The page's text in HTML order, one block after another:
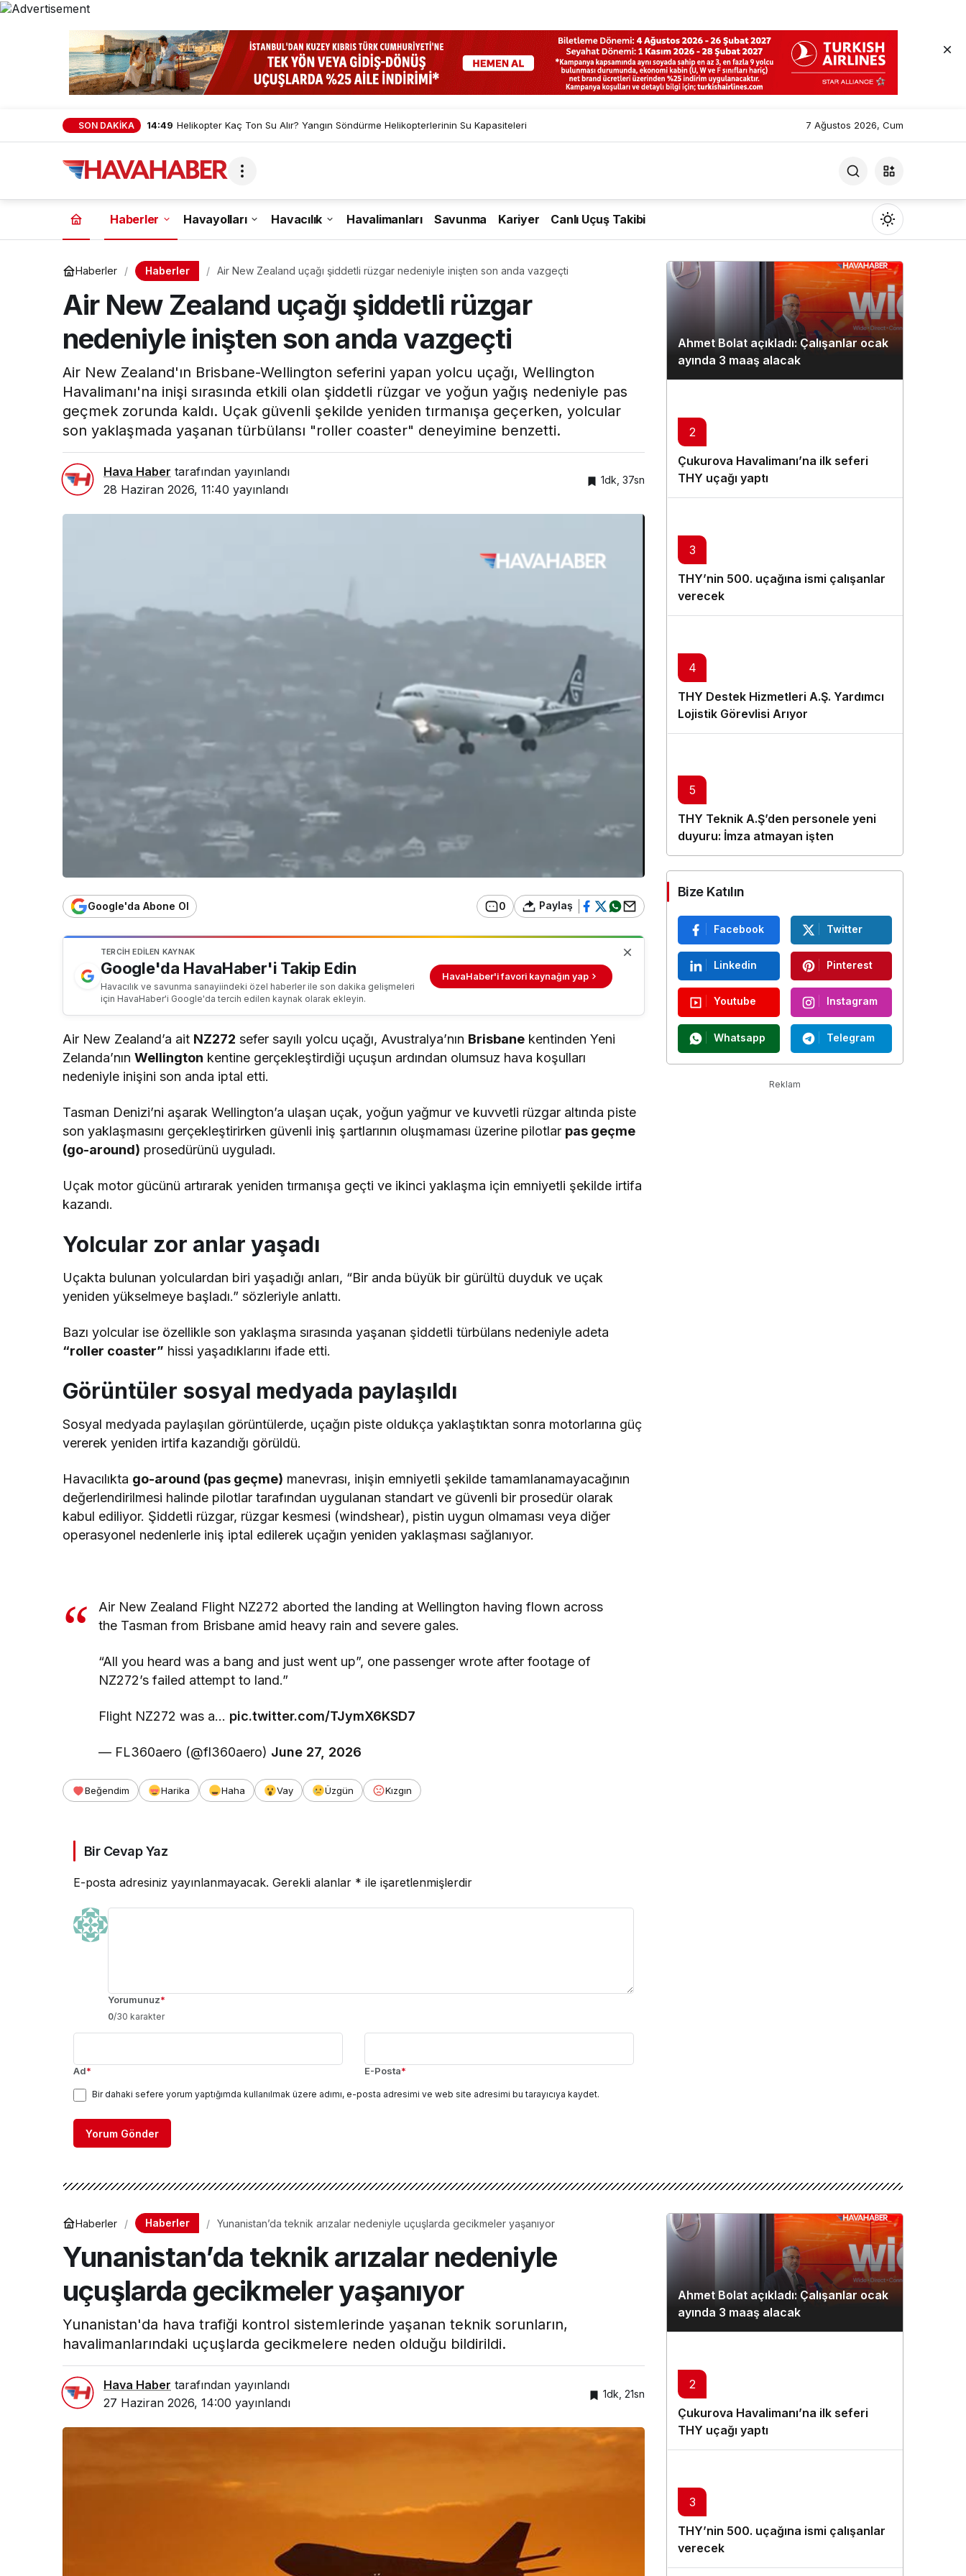
SON DAKİKA 14:49 Helikopter Kaç Ton Su Alır? Yangın Söndürme Helikopterlerinin Su Kapasiteleri 7 Ağustos 2026, Cum
Haberler Havayolları Havacılık Havalimanları Savunma Kariyer Canlı Uçuş Takibi
Mod
değiştir
Gündüz Modu
Gündüz modunu seçin.
Sistem modunu seçin.
Haberler Haberler Air New Zealand uçağı şiddetli rüzgar nedeniyle inişten son anda vazgeçti
Air New Zealand uçağı şiddetli rüzgar
nedeniyle inişten son anda vazgeçti
Air New Zealand'ın Brisbane-Wellington seferini yapan yolcu uçağı, Wellington
Havalimanı'na inişi sırasında etkili olan şiddetli rüzgar ve yoğun yağış nedeniyle pas
geçmek zorunda kaldı. Uçak güvenli şekilde yeniden tırmanışa geçerken, yolcular
son yaklaşmada yaşanan türbülansı "roller coaster" deneyimine benzetti.
Hava Haber tarafından yayınlandı
28 Haziran 2026, 11:40 yayınlandı
1dk, 37sn
Google'da Abone Ol 0 Paylaş
TERCIH EDILEN KAYNAK
Google'da HavaHaber'i Takip Edin
Havacılık ve savunma sanayiindeki özel haberler ile son dakika gelişmeleri
için HavaHaber'i Google'da tercih edilen kaynak olarak ekleyin.
HavaHaber'i favori kaynağın yap
Air New Zealand’a ait NZ272 sefer sayılı yolcu uçağı, Avustralya’nın Brisbane kentinden Yeni
Zelanda’nınWellington kentine gerçekleştirdiği uçuşun ardından olumsuz hava koşulları
nedeniyle inişini son anda iptal etti.
Tasman Denizi’ni aşarak Wellington’a ulaşan uçak, yoğun yağmur ve kuvvetli rüzgar altında piste
son yaklaşmasını gerçekleştirirken güvenli iniş şartlarının oluşmaması üzerine pilotlar pas geçme
(go-around) prosedürünü uyguladı.
Uçak motor gücünü artırarak yeniden tırmanışa geçti ve ikinci yaklaşma için emniyetli şekilde irtifa
kazandı.
Yolcular zor anlar yaşadı
Uçakta bulunan yolculardan biri yaşadığı anları, “Bir anda büyük bir gürültü duyduk ve uçak
yeniden yükselmeye başladı.” sözleriyle anlattı.
Bazı yolcular ise özellikle son yaklaşma sırasında yaşanan şiddetli türbülans nedeniyle adeta
“roller coaster” hissi yaşadıklarını ifade etti.
Görüntüler sosyal medyada paylaşıldı
Sosyal medyada paylaşılan görüntülerde, uçağın piste oldukça yaklaştıktan sonra motorlarına güç
vererek yeniden irtifa kazandığı görüldü.
Havacılıkta go-around (pas geçme) manevrası, inişin emniyetli şekilde tamamlanamayacağının
değerlendirilmesi halinde pilotlar tarafından uygulanan standart ve güvenli bir prosedür olarak
kabul ediliyor. Şiddetli rüzgar, rüzgar kesmesi (windshear), pistin uygun olmaması veya diğer
operasyonel nedenlerle iniş iptal edilerek uçağın yeniden yaklaşması sağlanıyor.
Air New Zealand Flight NZ272 aborted the landing at Wellington having flown across
the Tasman from Brisbane amid heavy rain and severe gales.
“All you heard was a bang and just went up”, one passenger wrote after footage of
NZ272’s failed attempt to land.”
Flight NZ272 was a… pic.twitter.com/TJymX6KSD7
— FL360aero (@fl360aero) June 27, 2026
Beğendim Harika Haha Vay Üzgün Kızgın
Bir Cevap Yaz
E-posta adresiniz yayınlanmayacak. Gerekli alanlar * ile işaretlenmişlerdir
Yorumunuz*
0/30 karakter
Ad* E-Posta*
Bir dahaki sefere yorum yaptığımda kullanılmak üzere adımı, e-posta adresimi ve web site adresimi bu tarayıcıya kaydet.
Yorum Gönder
Ahmet Bolat açıkladı: Çalışanlar ocak
ayında 3 maaş alacak
2
Çukurova Havalimanı’na ilk seferi
THY uçağı yaptı
3
THY’nin 500. uçağına ismi çalışanlar
verecek
4
THY Destek Hizmetleri A.Ş. Yardımcı
Lojistik Görevlisi Arıyor
5
THY Teknik A.Ş’den personele yeni
duyuru: İmza atmayan işten
çıkarılacak
Bize Katılın
Facebook Twitter
Linkedin Pinterest
Youtube Instagram
Whatsapp Telegram
Reklam
Haberler Haberler Yunanistan’da teknik arızalar nedeniyle uçuşlarda gecikmeler yaşanıyor
Yunanistan’da teknik arızalar nedeniyle
uçuşlarda gecikmeler yaşanıyor
Yunanistan'da hava trafiği kontrol sistemlerinde yaşanan teknik sorunların,
havalimanlarındaki uçuşlarda gecikmelere neden olduğu bildirildi.
Hava Haber tarafından yayınlandı
27 Haziran 2026, 14:00 yayınlandı
1dk, 21sn
Ahmet Bolat açıkladı: Çalışanlar ocak
ayında 3 maaş alacak
2
Çukurova Havalimanı’na ilk seferi
THY uçağı yaptı
3
THY’nin 500. uçağına ismi çalışanlar
verecek